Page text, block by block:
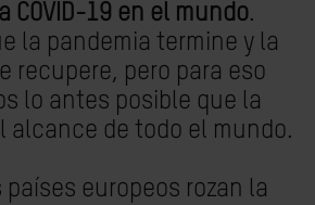
COVID-19 en el mundo.
la pandemia termine y la
recupere, pero para eso
lo antes posible que la
alcance de todo el mundo.
países europeos rozan la